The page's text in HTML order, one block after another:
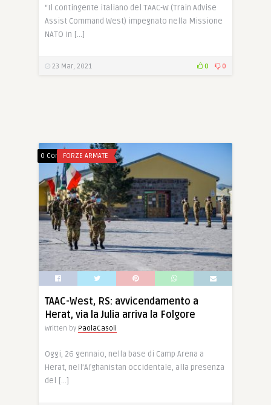
“Il contingente italiano del TAAC-W (Train Advise
Assist Command West) impegnato nella Missione
NATO in […]
23 Mar, 2021 0 0
0 CommentsFORZE ARMATE
TAAC-West, RS: avvicendamento a
Herat, via la Julia arriva la Folgore
Written by PaolaCasoli
Oggi, 26 gennaio, nella base di Camp Arena a
Herat, nell’Afghanistan occidentale, alla presenza
del […]